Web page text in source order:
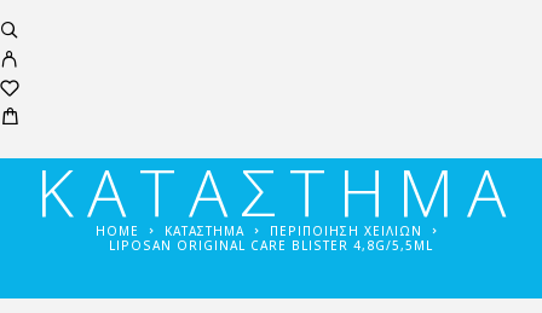
ΚΑΤΑΣΤΗΜΑ
HOME ΚΑΤΑΣΤΗΜΑ
ΠΕΡΙΠΟΊΗΣΗ ΧΕΙΛΙΏΝ
LIPOSAN ORIGINAL CARE BLISTER 4,8G/5,5ML